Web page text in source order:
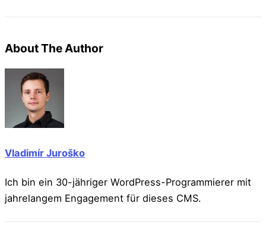
About The Author
Vladimír Juroško
Ich bin ein 30-jähriger WordPress-Programmierer mit
jahrelangem Engagement für dieses CMS.